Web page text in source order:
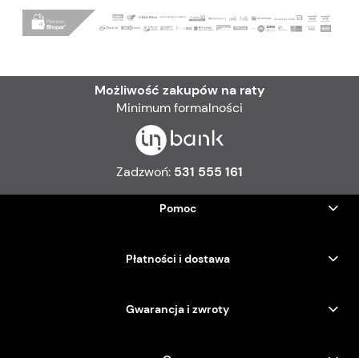
Możliwość zakupów na raty
Minimum formalności
Zadzwoń: 531 555 161
Pomoc
Płatności i dostawa
Gwarancja i zwroty